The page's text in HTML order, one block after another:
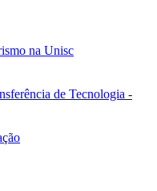
na Unisc
de Tecnologia -